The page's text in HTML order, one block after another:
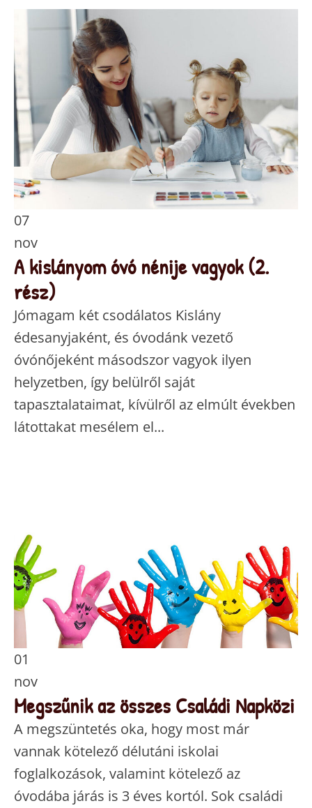
07
nov
A kislányom óvó nénije vagyok (2.
rész)
Jómagam két csodálatos Kislány
édesanyjaként, és óvodánk vezető
óvónőjeként másodszor vagyok ilyen
helyzetben, így belülről saját
tapasztalataimat, kívülről az elmúlt években
látottakat mesélem el...
01
nov
Megszűnik az összes Családi Napközi
A megszüntetés oka, hogy most már
vannak kötelező délutáni iskolai
foglalkozások, valamint kötelező az
óvodába járás is 3 éves kortól. Sok családi